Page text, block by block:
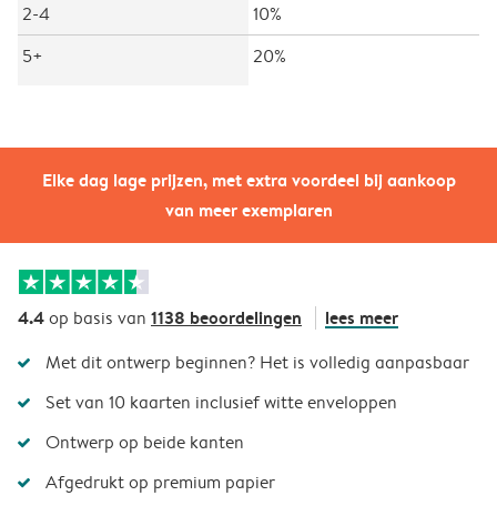
Elke dag lage prijzen, met extra voordeel bij aankoop
van meer exemplaren
2-4
10%
5+
20%
4.4op basis van 1138 beoordelingen lees meer
Met dit ontwerp beginnen? Het is volledig aanpasbaar
Set van 10 kaarten inclusief witte enveloppen
Ontwerp op beide kanten
Afgedrukt op premium papier